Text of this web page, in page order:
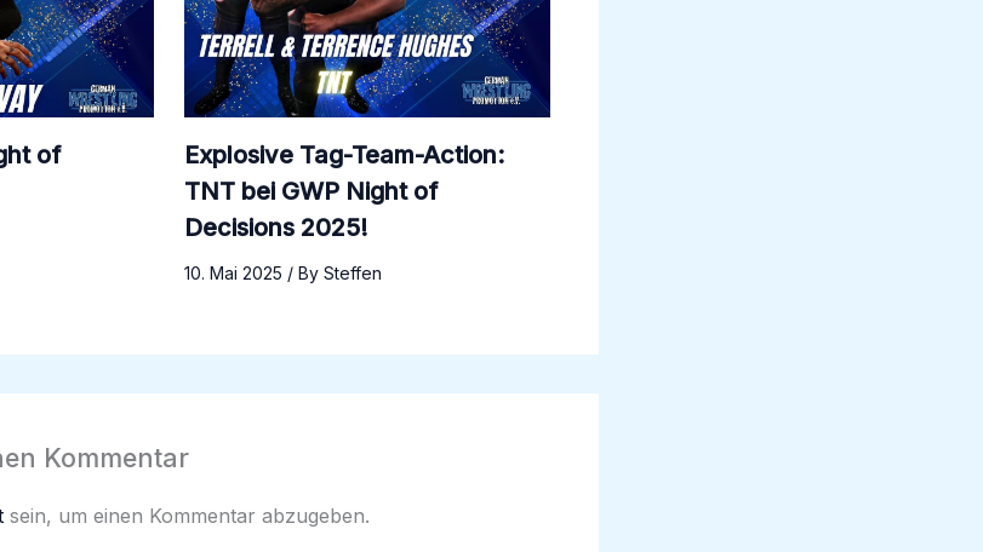
of
Explosive Tag-Team-Action:
TNT bei GWP Night of
Decisions 2025!
10. Mai 2025 / By Steffen
Kommentar
sein, um einen Kommentar abzugeben.